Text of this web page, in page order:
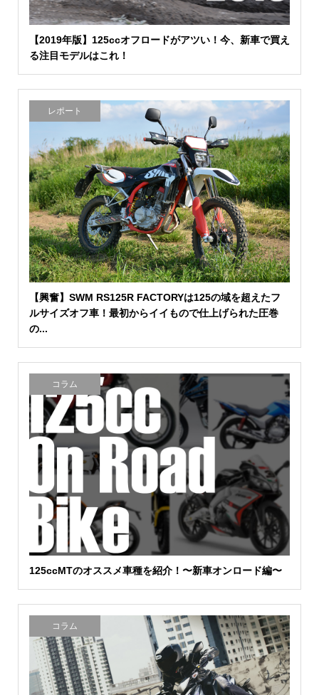
【2019年版】125ccオフロードがアツい！今、新車で買え
る注目モデルはこれ！
レポート
【興奮】SWM RS125R FACTORYは125の域を超えたフ
ルサイズオフ車！最初からイイもので仕上げられた圧巻
の...
コラム
125ccMTのオススメ車種を紹介！〜新車オンロード編〜
コラム